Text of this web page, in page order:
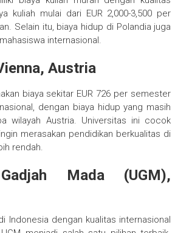
kuliah mulai dari EUR 2,000-3,500 per
Selain itu, biaya hidup di Polandia juga
internasional.
Austria
biaya sekitar EUR 726 per semester
dengan biaya hidup yang masih
wilayah Austria. Universitas ini cocok
merasakan pendidikan berkualitas di
rendah.
Mada (UGM),
Indonesia dengan kualitas internasional